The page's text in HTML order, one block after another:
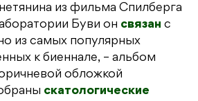
из фильма Спилберга
Буви он связан с
из самых популярных
к биеннале, – альбом
обложкой
скатологические